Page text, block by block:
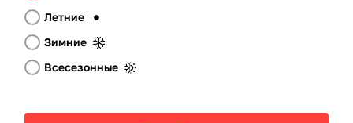
Летние
Зимние
Всесезонные